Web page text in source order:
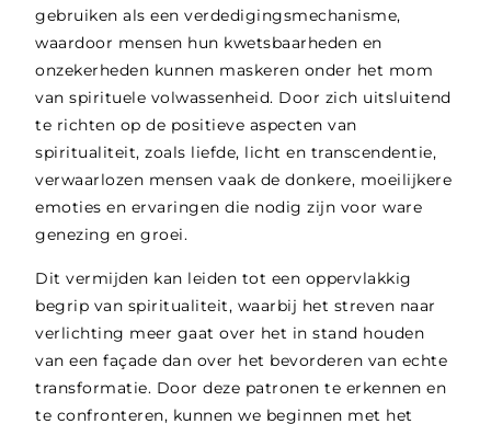
gebruiken als een verdedigingsmechanisme,
waardoor mensen hun kwetsbaarheden en
onzekerheden kunnen maskeren onder het mom
van spirituele volwassenheid. Door zich uitsluitend
te richten op de positieve aspecten van
spiritualiteit, zoals liefde, licht en transcendentie,
verwaarlozen mensen vaak de donkere, moeilijkere
emoties en ervaringen die nodig zijn voor ware
genezing en groei.
Dit vermijden kan leiden tot een oppervlakkig
begrip van spiritualiteit, waarbij het streven naar
verlichting meer gaat over het in stand houden
van een façade dan over het bevorderen van echte
transformatie. Door deze patronen te erkennen en
te confronteren, kunnen we beginnen met het